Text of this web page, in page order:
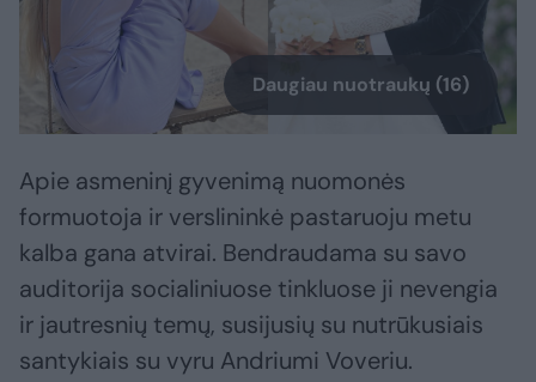
Daugiau nuotraukų (16)
Apie asmeninį gyvenimą nuomonės
formuotoja ir verslininkė pastaruoju metu
kalba gana atvirai. Bendraudama su savo
auditorija socialiniuose tinkluose ji nevengia
ir jautresnių temų, susijusių su nutrūkusiais
santykiais su vyru Andriumi Voveriu.